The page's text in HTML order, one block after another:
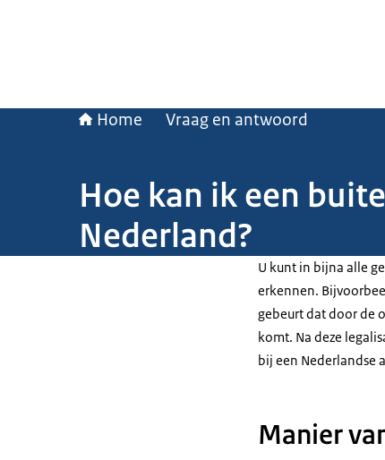
Home Vraag en antwoord
Hoe kan ik een
Nederland?
U kunt in bijna alle
erkennen.
gebeurt dat door de
komt. Na deze
bij een Nederlandse
Manier